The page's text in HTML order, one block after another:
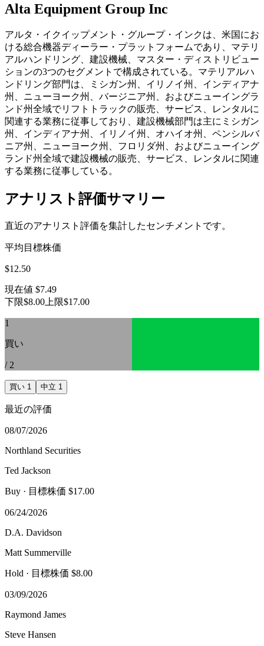
Alta Equipment Group Inc
アルタ・イクイップメント・グループ・インクは、米国にお
ける総合機器ディーラー・プラットフォームであり、マテリ
アルハンドリング、建設機械、マスター・ディストリビュー
ションの3つのセグメントで構成されている。マテリアルハ
ンドリング部門は、ミシガン州、イリノイ州、インディアナ
州、ニューヨーク州、バージニア州、およびニューイングラ
ンド州全域でリフトトラックの販売、サービス、レンタルに
関連する業務に従事しており、建設機械部門は主にミシガン
州、インディアナ州、イリノイ州、オハイオ州、ペンシルバ
ニア州、ニューヨーク州、フロリダ州、およびニューイング
ランド州全域で建設機械の販売、サービス、レンタルに関連
する業務に従事している。
アナリスト評価サマリー
直近のアナリスト評価を集計したセンチメントです。
平均目標株価
$12.50
現在値 $7.49
下限$8.00 上限$17.00
1
買い
/ 2
買い 1 中立 1
最近の評価
08/07/2026
Northland Securities
Ted Jackson
Buy · 目標株価 $17.00
06/24/2026
D.A. Davidson
Matt Summerville
Hold · 目標株価 $8.00
03/09/2026
Raymond James
Steve Hansen